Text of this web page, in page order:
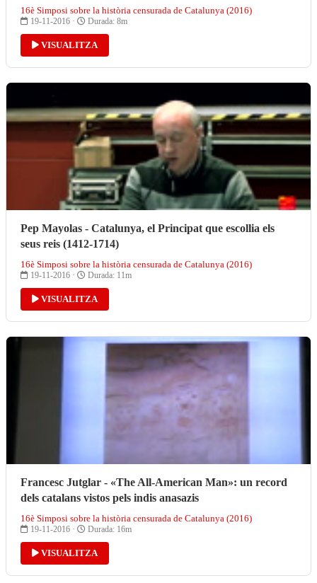
16è Simposi sobre la història censurada de Catalunya (2016)
19-11-2016 · Durada: 8m
VISUALITZA
Pep Mayolas - Catalunya, el Principat que escollia els
seus reis (1412-1714)
16è Simposi sobre la història censurada de Catalunya (2016)
19-11-2016 · Durada: 11m
VISUALITZA
Francesc Jutglar - «The All-American Man»: un record
dels catalans vistos pels indis anasazis
16è Simposi sobre la història censurada de Catalunya (2016)
19-11-2016 · Durada: 16m
VISUALITZA